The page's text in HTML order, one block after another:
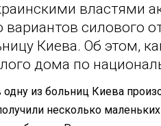
властями
силового
Киева. Об этом,
дома по
из больниц Киева
несколько